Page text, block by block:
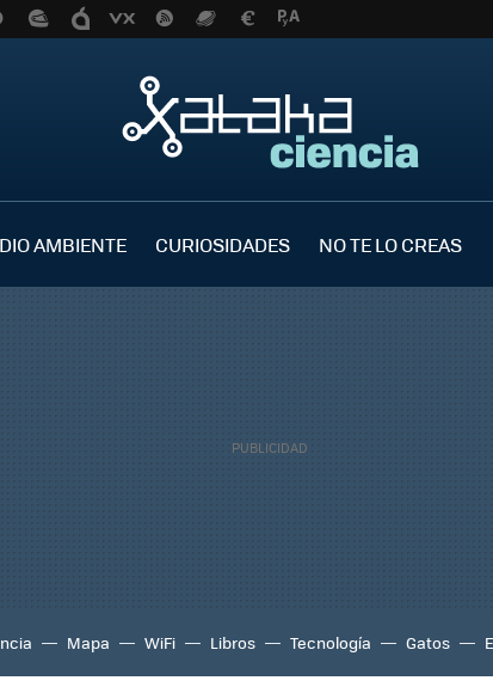
AMBIENTE CURIOSIDADES NO TE LO CREAS
Mapa WiFi Libros Tecnología Gatos